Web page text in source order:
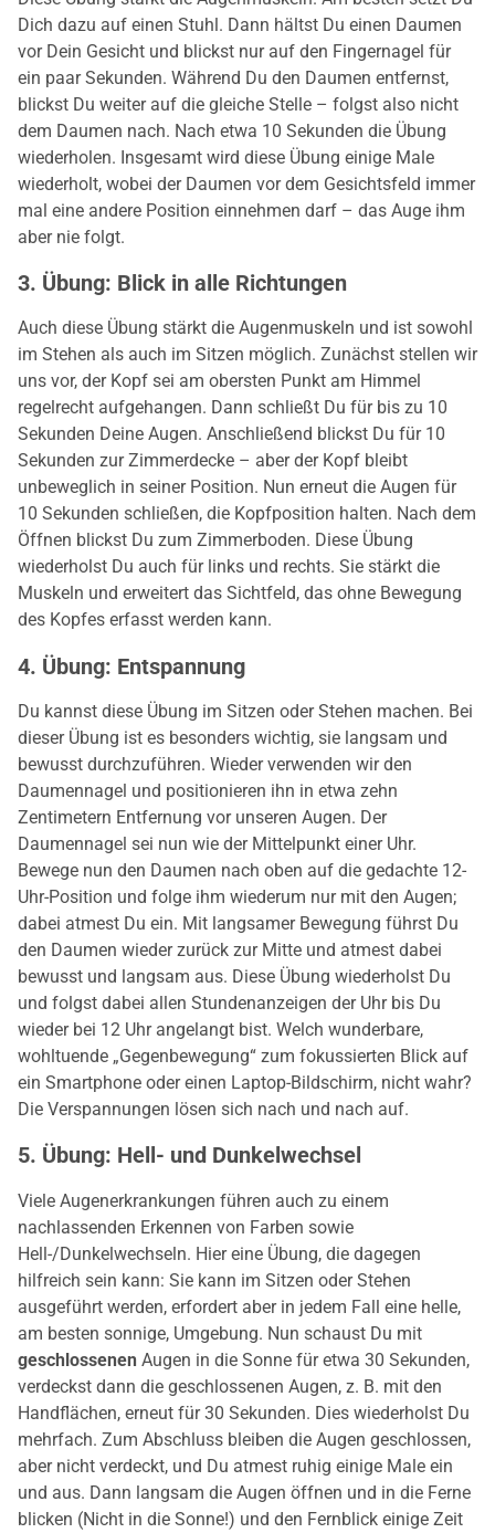
Dich dazu auf einen Stuhl. Dann hältst Du einen Daumen
vor Dein Gesicht und blickst nur auf den Fingernagel für
ein paar Sekunden. Während Du den Daumen entfernst,
blickst Du weiter auf die gleiche Stelle – folgst also nicht
dem Daumen nach. Nach etwa 10 Sekunden die Übung
wiederholen. Insgesamt wird diese Übung einige Male
wiederholt, wobei der Daumen vor dem Gesichtsfeld immer
mal eine andere Position einnehmen darf – das Auge ihm
aber nie folgt.
3. Übung: Blick in alle Richtungen
Auch diese Übung stärkt die Augenmuskeln und ist sowohl
im Stehen als auch im Sitzen möglich. Zunächst stellen wir
uns vor, der Kopf sei am obersten Punkt am Himmel
regelrecht aufgehangen. Dann schließt Du für bis zu 10
Sekunden Deine Augen. Anschließend blickst Du für 10
Sekunden zur Zimmerdecke – aber der Kopf bleibt
unbeweglich in seiner Position. Nun erneut die Augen für
10 Sekunden schließen, die Kopfposition halten. Nach dem
Öffnen blickst Du zum Zimmerboden. Diese Übung
wiederholst Du auch für links und rechts. Sie stärkt die
Muskeln und erweitert das Sichtfeld, das ohne Bewegung
des Kopfes erfasst werden kann.
4. Übung: Entspannung
Du kannst diese Übung im Sitzen oder Stehen machen. Bei
dieser Übung ist es besonders wichtig, sie langsam und
bewusst durchzuführen. Wieder verwenden wir den
Daumennagel und positionieren ihn in etwa zehn
Zentimetern Entfernung vor unseren Augen. Der
Daumennagel sei nun wie der Mittelpunkt einer Uhr.
Bewege nun den Daumen nach oben auf die gedachte 12-
Uhr-Position und folge ihm wiederum nur mit den Augen;
dabei atmest Du ein. Mit langsamer Bewegung führst Du
den Daumen wieder zurück zur Mitte und atmest dabei
bewusst und langsam aus. Diese Übung wiederholst Du
und folgst dabei allen Stundenanzeigen der Uhr bis Du
wieder bei 12 Uhr angelangt bist. Welch wunderbare,
wohltuende „Gegenbewegung“ zum fokussierten Blick auf
ein Smartphone oder einen Laptop-Bildschirm, nicht wahr?
Die Verspannungen lösen sich nach und nach auf.
5. Übung: Hell- und Dunkelwechsel
Viele Augenerkrankungen führen auch zu einem
nachlassenden Erkennen von Farben sowie
Hell-/Dunkelwechseln. Hier eine Übung, die dagegen
hilfreich sein kann: Sie kann im Sitzen oder Stehen
ausgeführt werden, erfordert aber in jedem Fall eine helle,
am besten sonnige, Umgebung. Nun schaust Du mit
geschlossenen Augen in die Sonne für etwa 30 Sekunden,
verdeckst dann die geschlossenen Augen, z. B. mit den
Handflächen, erneut für 30 Sekunden. Dies wiederholst Du
mehrfach. Zum Abschluss bleiben die Augen geschlossen,
aber nicht verdeckt, und Du atmest ruhig einige Male ein
und aus. Dann langsam die Augen öffnen und in die Ferne
blicken (Nicht in die Sonne!) und den Fernblick einige Zeit